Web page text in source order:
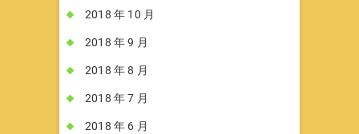
2018 年 10 月
2018 年 9 月
2018 年 8 月
2018 年 7 月
2018 年 6 月